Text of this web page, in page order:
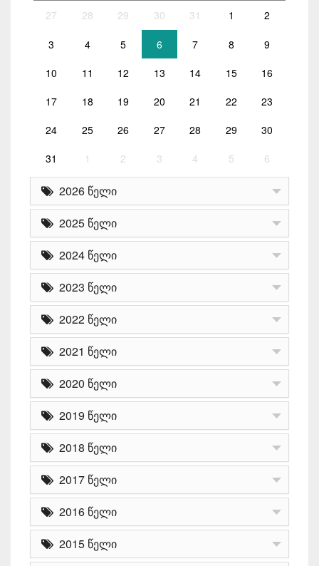
27 28 29 30 31 1 2
3 4 5 6 7 8 9
10 11 12 13 14 15 16
17 18 19 20 21 22 23
24 25 26 27 28 29 30
31 1 2 3 4 5 6
2026 წელი
2025 წელი
2024 წელი
2023 წელი
2022 წელი
2021 წელი
2020 წელი
2019 წელი
2018 წელი
2017 წელი
2016 წელი
2015 წელი